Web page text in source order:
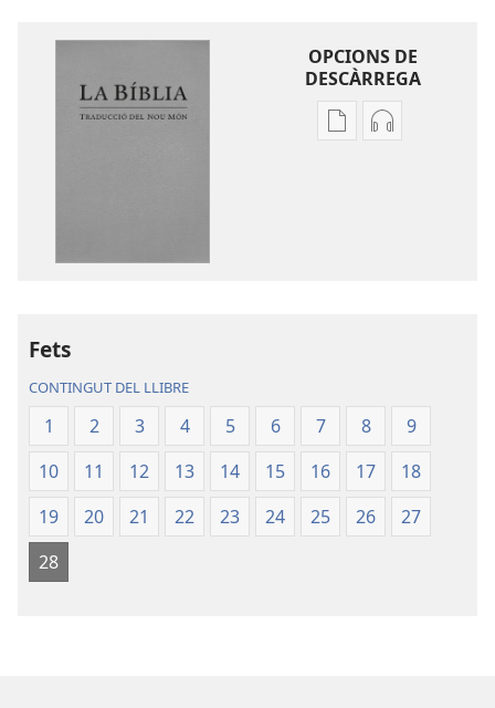
OPCIONS DE
DESCÀRREGA
Opcions
Món
Opcions
Fets
CONTINGUT DEL LLIBRE
1 2 3 4 5 6 7 8
9
10
11 12 13 14 15 16 17
18
19
20 21 22 23 24 25 26
27
28